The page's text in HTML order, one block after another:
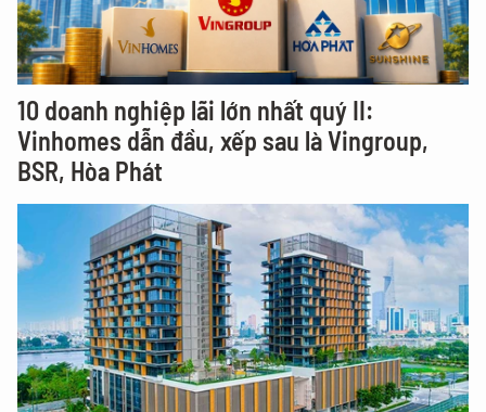
10 doanh nghiệp lãi lớn nhất quý II:
Vinhomes dẫn đầu, xếp sau là Vingroup,
BSR, Hòa Phát